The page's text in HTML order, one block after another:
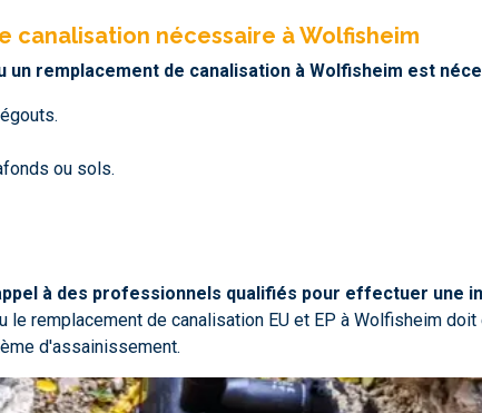
canalisation nécessaire à Wolfisheim
remplacement de canalisation à Wolfisheim est
ou sols.
à des professionnels qualifiés pour effectuer une
le remplacement de canalisation EU et EP à Wolfisheim
d'assainissement.